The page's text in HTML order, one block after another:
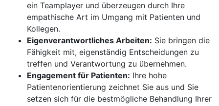
ein Teamplayer und überzeugen durch Ihre
empathische Art im Umgang mit Patienten und
Kollegen.
Eigenverantwortliches Arbeiten: Sie bringen die
Fähigkeit mit, eigenständig Entscheidungen zu
treffen und Verantwortung zu übernehmen.
Engagement für Patienten: Ihre hohe
Patientenorientierung zeichnet Sie aus und Sie
setzen sich für die bestmögliche Behandlung Ihrer